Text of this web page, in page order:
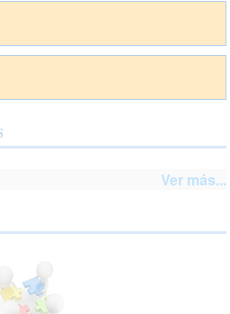
Ver más...